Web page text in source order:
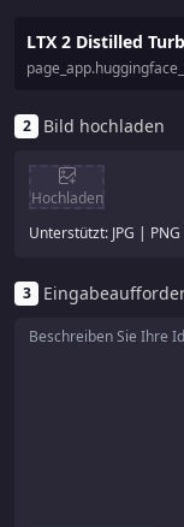
LTX 2 Distilled
2 Bild hochladen
Hochladen
Unterstützt: JPG |
3